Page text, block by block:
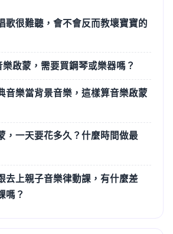
歌很難聽，會不會反而教壞寶寶的
啟蒙，需要買鋼琴或樂器嗎？
音樂當背景音樂，這樣算音樂啟蒙
，一天要花多久？什麼時間做最
去上親子音樂律動課，有什麼差
嗎？